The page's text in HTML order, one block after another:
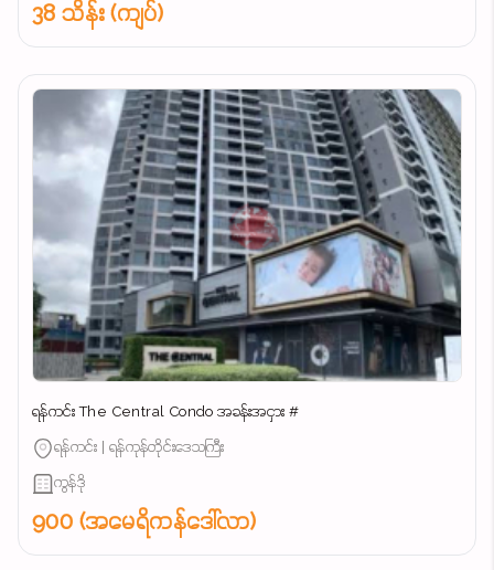
38 သိန်း (ကျပ်)
ရန်ကင်း The Central Condo အခန်းအငှား #
ရန်ကင်း | ရန်ကုန်တိုင်းဒေသကြီး
ကွန်ဒို
900 (အမေရိကန်ဒေါ်လာ)